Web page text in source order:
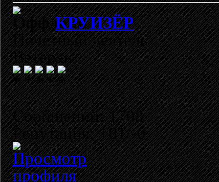
КРУИЗЁР
Почетный деятель
Ветеран
Сообщений: 1708
Репутация: +81/-0